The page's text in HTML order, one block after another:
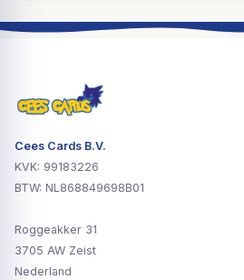
Cees Cards B.V.
KVK: 99183226
BTW: NL868849698B01
Roggeakker 31
3705 AW Zeist
Nederland